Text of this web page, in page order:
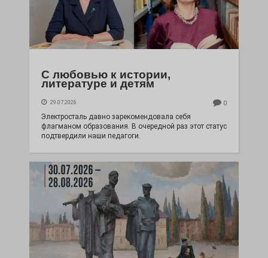
С любовью к истории,
литературе и детям
29.07.2026 0
Электросталь давно зарекомендовала себя
флагманом образования. В очередной раз этот статус
подтвердили наши педагоги.